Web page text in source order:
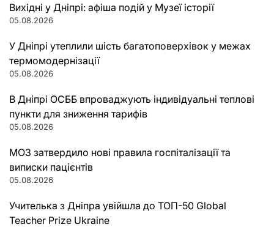
Вихідні у Дніпрі: афіша подій у Музеї історії
05.08.2026
У Дніпрі утеплили шість багатоповерхівок у межах
термомодернізації
05.08.2026
В Дніпрі ОСББ впроваджують індивідуальні теплові
пункти для зниження тарифів
05.08.2026
МОЗ затвердило нові правила госпіталізації та
виписки пацієнтів
05.08.2026
Учителька з Дніпра увійшла до ТОП-50 Global
Teacher Prize Ukraine